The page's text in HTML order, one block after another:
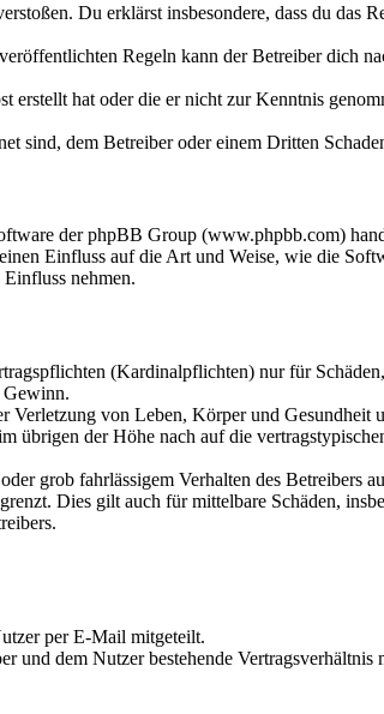
Du erklärst insbesondere, dass du das
Regeln kann der Betreiber dich
hat oder die er nicht zur Kenntnis
sind, dem Betreiber oder einem Dritten
der phpBB Group (www.phpbb.com)
Einfluss auf die Art und Weise, wie die
nehmen.
(Kardinalpflichten) nur für
Gewinn.
Verletzung von Leben, Körper und Gesundheit
übrigen der Höhe nach auf die
grob fahrlässigem Verhalten des Betreibers
Dies gilt auch für mittelbare Schäden,
per E-Mail mitgeteilt.
und dem Nutzer bestehende